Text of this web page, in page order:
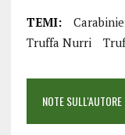
TEMI:
Truffa Nurri
NOTE SULL'AUTORE